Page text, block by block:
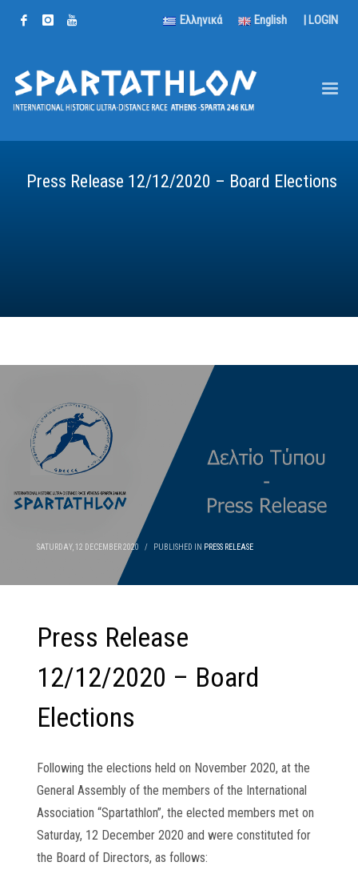
Ελληνικά English | LOGIN
Press Release 12/12/2020 – Board Elections
SATURDAY, 12 DECEMBER 2020 / PUBLISHED IN PRESS RELEASE
Press Release
12/12/2020 – Board
Elections
Following the elections held on November 2020, at the
General Assembly of the members of the International
Association “Spartathlon”, the elected members met on
Saturday, 12 December 2020 and were constituted for
the Board of Directors, as follows: